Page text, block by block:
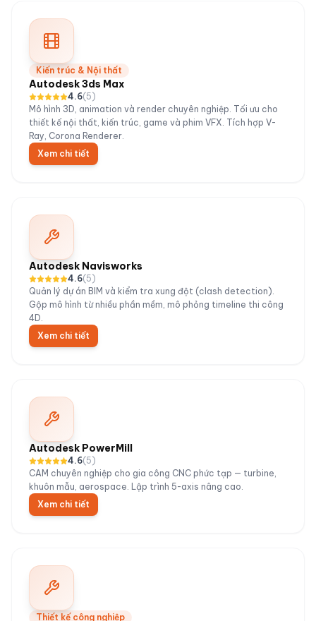
Kiến trúc & Nội thất
Autodesk 3ds Max
4.6(5)
Mô hình 3D, animation và render chuyên nghiệp. Tối ưu cho
thiết kế nội thất, kiến trúc, game và phim VFX. Tích hợp V-
Ray, Corona Renderer.
Xem chi tiết
Autodesk Navisworks
4.6(5)
Quản lý dự án BIM và kiểm tra xung đột (clash detection).
Gộp mô hình từ nhiều phần mềm, mô phỏng timeline thi công
4D.
Xem chi tiết
Autodesk PowerMill
4.6(5)
CAM chuyên nghiệp cho gia công CNC phức tạp — turbine,
khuôn mẫu, aerospace. Lập trình 5-axis nâng cao.
Xem chi tiết
Thiết kế công nghiệp